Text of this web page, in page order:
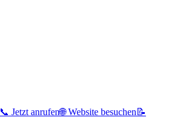
📞 Jetzt anrufen🌐 Website besuchen 📝